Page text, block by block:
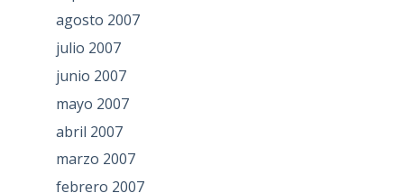
agosto 2007
julio 2007
junio 2007
mayo 2007
abril 2007
marzo 2007
febrero 2007